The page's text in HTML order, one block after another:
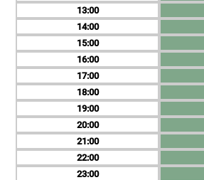
13
14
15
16
17
18
19
20
21
22
23